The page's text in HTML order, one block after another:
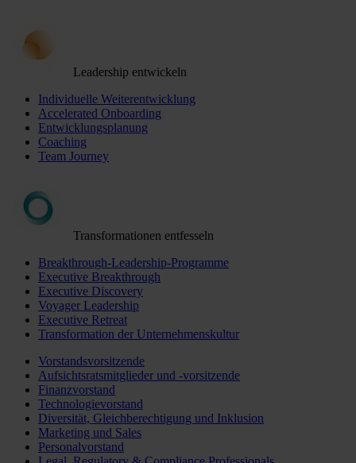
Leadership entwickeln
Individuelle Weiterentwicklung
Accelerated Onboarding
Entwicklungsplanung
Coaching
Team Journey
Transformationen entfesseln
Breakthrough-Leadership-Programme
Executive Breakthrough
Executive Discovery
Voyager Leadership
Executive Retreat
Transformation der Unternehmenskultur
Vorstandsvorsitzende
Aufsichtsratsmitglieder und -vorsitzende
Finanzvorstand
Technologievorstand
Diversität, Gleichberechtigung und Inklusion
Marketing und Sales
Personalvorstand